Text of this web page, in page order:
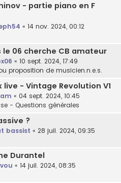
- partie piano en F
« 14 nov. 2024, 00:12
06 cherche CB amateur
« 10 sept. 2024, 17:49
proposition de musicien.n.e.s.
live - Vintage Revolution V1
« 04 sept. 2024, 10:45
- Questions générales
?
bassist « 28 juil. 2024, 09:35
Durantel
« 14 juil. 2024, 08:35